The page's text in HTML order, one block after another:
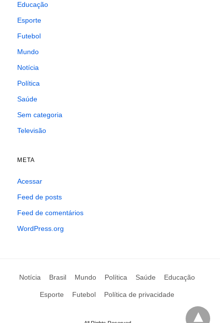
Educação
Esporte
Futebol
Mundo
Notícia
Política
Saúde
Sem categoria
Televisão
META
Acessar
Feed de posts
Feed de comentários
WordPress.org
Notícia Brasil Mundo Política Saúde Educação
Esporte Futebol Política de privacidade